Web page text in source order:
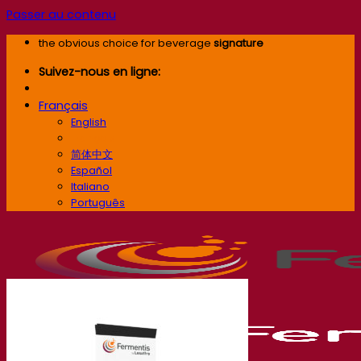
Passer au contenu
the obvious choice for beverage signature
Suivez-nous en ligne:
Français
English
简体中文
Español
Italiano
Português